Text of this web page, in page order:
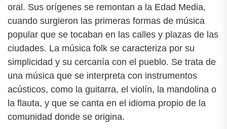
oral. Sus orígenes se remontan a la Edad Media,
cuando surgieron las primeras formas de música
popular que se tocaban en las calles y plazas de las
ciudades. La música folk se caracteriza por su
simplicidad y su cercanía con el pueblo. Se trata de
una música que se interpreta con instrumentos
acústicos, como la guitarra, el violín, la mandolina o
la flauta, y que se canta en el idioma propio de la
comunidad donde se origina.